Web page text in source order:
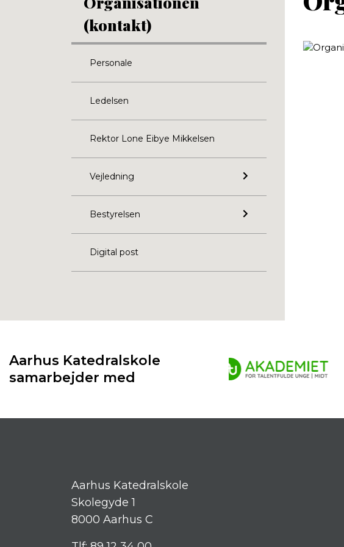
(kontakt)
Personale
Ledelsen
Rektor Lone Eibye Mikkelsen
Vejledning
Bestyrelsen
Digital post
Aarhus Katedralskole
samarbejder med
Aarhus Katedralskole
Skolegyde 1
8000 Aarhus C